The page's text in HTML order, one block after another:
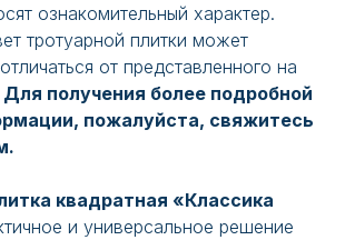
ознакомительный характер.
тротуарной плитки может
от представленного на
Для получения более подробной
пожалуйста, свяжитесь
квадратная «Классика
и универсальное решение